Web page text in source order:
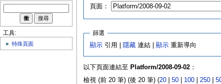
頁面：
篩選
顯示 引用 | 隱藏 連結 |顯示 重新導向
以下頁面連結至 Platform/2008-09-02：
檢視 (前 20 筆) (後 20 筆) (20| 50| 100| 250|
工具:
特殊頁面